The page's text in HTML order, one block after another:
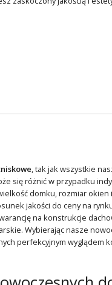
, tak jak wszystkie
się różnić w przypadku
domku, rozmiar
jakości do ceny na
na konstrukcje
Wybierając nasze
perfekcyjnym wyglądem